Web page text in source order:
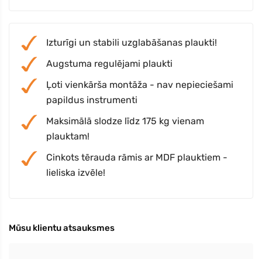
Izturīgi un stabili uzglabāšanas plaukti!
Augstuma regulējami plaukti
Ļoti vienkārša montāža - nav nepieciešami
papildus instrumenti
Maksimālā slodze līdz 175 kg vienam
plauktam!
Cinkots tērauda rāmis ar MDF plauktiem -
lieliska izvēle!
Mūsu klientu atsauksmes